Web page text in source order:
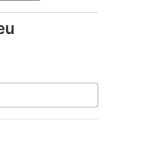
electrònic